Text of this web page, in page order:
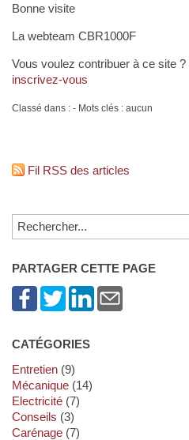
Bonne visite
La webteam CBR1000F
Vous voulez contribuer à ce site ?
inscrivez-vous
Classé dans : - Mots clés : aucun
Fil RSS des articles
PARTAGER CETTE PAGE
CATÉGORIES
Entretien(9)
Mécanique(14)
Electricité(7)
Conseils (3)
Carénage(7)